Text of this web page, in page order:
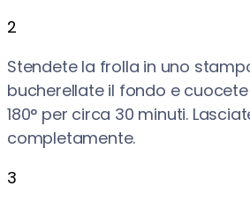
2
Stendete la frolla in uno
bucherellate il fondo e
180° per circa 30 minuti.
completamente.
3